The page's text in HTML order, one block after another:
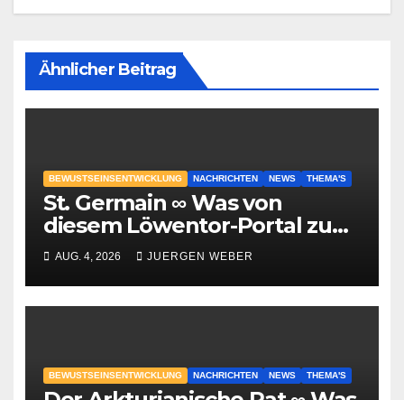
Ähnlicher Beitrag
BEWUSTSEINSENTWICKLUNG NACHRICHTEN NEWS THEMA'S
St. Germain ∞ Was von
diesem Löwentor-Portal zu
erwarten ist
AUG. 4, 2026 JUERGEN WEBER
BEWUSTSEINSENTWICKLUNG NACHRICHTEN NEWS THEMA'S